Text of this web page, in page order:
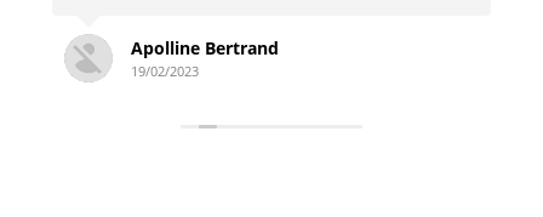
Simon Derambure
18/02/2023